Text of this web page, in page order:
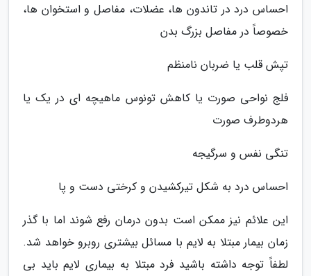
احساس درد در تاندون ها، عضلات، مفاصل و استخوان ها،
خصوصاً در مفاصل بزرگ بدن
تپش قلب یا ضربان نامنظم
فلج نواحی صورت یا کاهش تونوس ماهیچه ای در یک یا
هردوطرف صورت
تنگی نفس و سرگیجه
احساس درد به شکل تیرکشیدن و کرختی دست و پا
این علائم نیز ممکن است بدون درمان رفع شوند اما با گذر
زمان بیمار مبتلا به لایم با مسائل بیشتری روبرو خواهد شد.
لطفاً توجه داشته باشید فرد مبتلا به بیماری لایم باید بی